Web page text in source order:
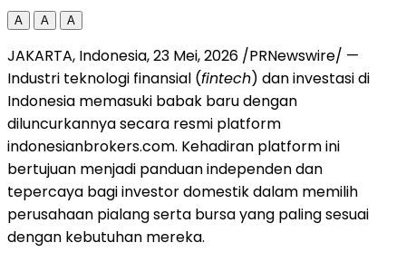
A A A
JAKARTA, Indonesia,23 Mei, 2026 /PRNewswire/ —
Industri teknologi finansial (fintech) dan investasi di
Indonesia memasuki babak baru dengan
diluncurkannya secara resmi platform
indonesianbrokers.com. Kehadiran platform ini
bertujuan menjadi panduan independen dan
tepercaya bagi investor domestik dalam memilih
perusahaan pialang serta bursa yang paling sesuai
dengan kebutuhan mereka.